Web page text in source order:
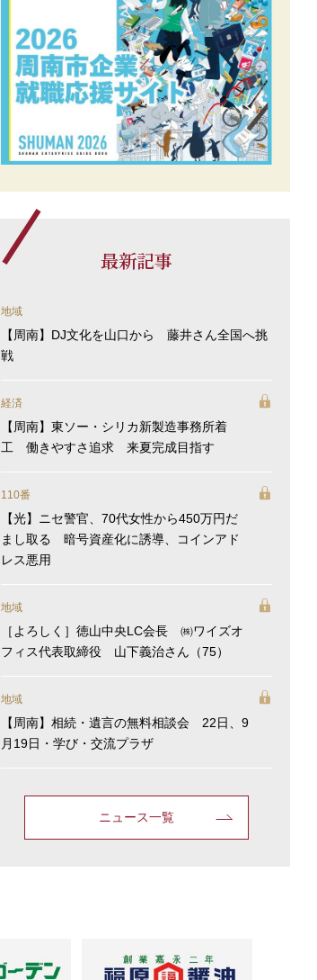
最新記事
地域
【周南】DJ文化を山口から 藤井さん全国へ挑
戦
経済
【周南】東ソー・シリカ新製造事務所着
工 働きやすさ追求 来夏完成目指す
110番
【光】ニセ警官、70代女性から450万円だ
まし取る 暗号資産化に誘導、コインアド
レス悪用
地域
［よろしく］徳山中央LC会長 ㈱ワイズオ
フィス代表取締役 山下義治さん（75）
地域
【周南】相続・遺言の無料相談会 22日、9
月19日・学び・交流プラザ
ニュース一覧